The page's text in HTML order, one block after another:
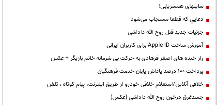
سایتهای همسریابی!
دعايي كه قطعا مستجاب مي‌شود
جزئیات جدید قتل روح الله داداشی
آموزش ساخت Apple ID برای کاربران ایرانی
راز خنده های اصغر فرهادی به حرکت بی شرمانه خانم بازیگر + عکس
پرداخت ۱۰۰ درصد پاداش پایان خدمت فرهنگیان
خلافی آنلاین/استعلام خلافی خودرو از طریق اینترنت، پیام کوتاه ، تلفن
جسدغرق درخون روح الله داداشی (عکس)